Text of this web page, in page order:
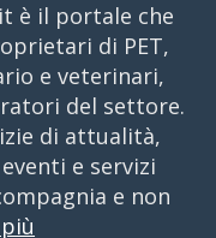
è il portale che
di PET,
e veterinari,
del settore.
di attualità,
e servizi
e non